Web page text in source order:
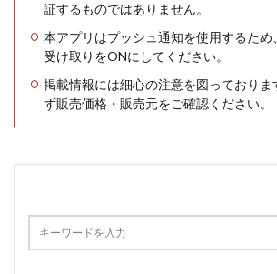
証するものではありません。
本アプリはプッシュ通知を使用するた
受け取りをONにしてください。
掲載情報には細心の注意を図っており
ず販売価格・販売元をご確認ください。